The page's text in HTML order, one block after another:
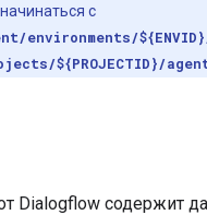
с
environments/
${PROJECTID}/
Dialogflow содержит